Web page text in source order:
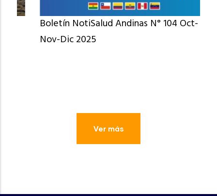
Boletín NotiSalud Andinas N° 104 Oct-
Nov-Dic 2025
Ver más